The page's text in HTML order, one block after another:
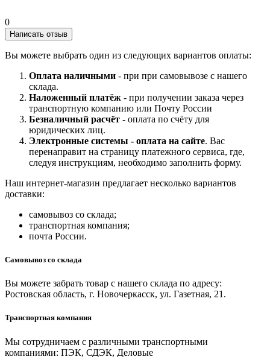
0
Написать отзыв
Вы можете выбрать один из следующих вариантов оплаты:
Оплата наличными - при при самовывозе с нашего
склада.
Наложенный платёж - при получении заказа через
транспортную компанию или Почту России
Безналичный расчёт - оплата по счёту для
юридических лиц.
Электронные системы - оплата на сайте. Вас
перенаправит на страницу платежного сервиса, где,
следуя инструкциям, необходимо заполнить форму.
Наш интернет-магазин предлагает несколько вариантов
доставки:
самовывоз со склада;
транспортная компания;
почта России.
Самовывоз со склада
Вы можете забрать товар с нашего склада по адресу:
Ростовская область, г. Новочеркасск, ул. Газетная, 21.
Транспортная компания
Мы сотрудничаем с различными транспортными
компаниями: ПЭК, СДЭК, Деловые